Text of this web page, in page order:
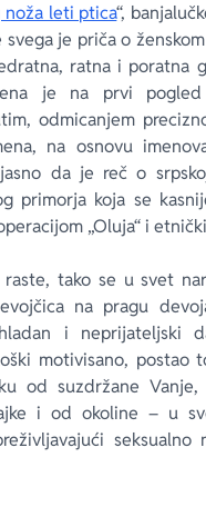
noža leti ptica“,
svega je priča o
ratna i poratna
je na prvi
odmicanjem
na osnovu
da je reč o
primorja koja se
„Oluja“ i
tako se u svet
na pragu
i neprijateljski
motivisano, postao
od suzdržane
i od okoline – u
seksualno